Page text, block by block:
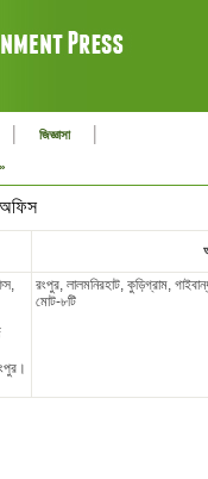
| জিজ্ঞাসা |
রংপুর, লালমনিরহাট, কুড়িগ্রাম,
মোট-৮টি